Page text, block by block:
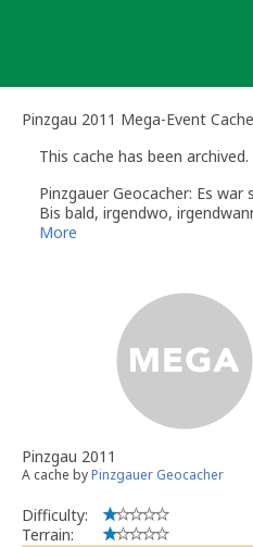
Pinzgau 2011 Mega-Event Cache
This cache has been archived.
Pinzgauer Geocacher: Es
Bis bald, irgendwo,
[:D]
More
Pinzgau 2011
A cache byPinzgauer Geocacher
Difficulty:
Terrain: